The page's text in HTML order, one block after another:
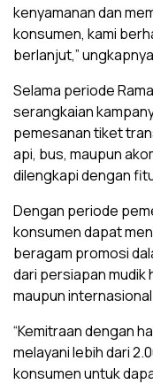
kenyamanan dan
konsumen, kami
berlanjut,”
Selama periode
serangkaian
pemesanan tiket
api, bus, maupun
dilengkapi dengan
Dengan periode
konsumen dapat
beragam promosi
dari persiapan mudik
maupun
“Kemitraan dengan
melayani lebih dari
konsumen untuk